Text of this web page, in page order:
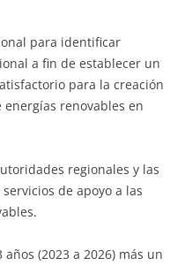
para identificar
a fin de establecer un
para la creación
renovables en
regionales y las
de apoyo a las
(2023 a 2026) más un